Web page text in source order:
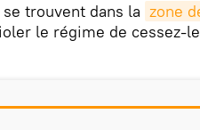
trouvent dans la zone
le régime de cessez-